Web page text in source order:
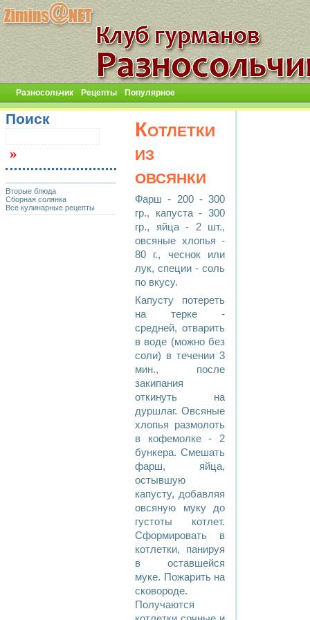
Разносольчик Рецепты Популярное
Котлетки
из
овсянки
Фарш - 200 - 300
гр., капуста - 300
гр., яйца - 2 шт.,
овсяные хлопья -
80 г., чеснок или
лук, специи - соль
по вкусу.
Капусту потереть
на терке -
средней, отварить
в воде (можно без
соли) в течении 3
мин., после
закипания
откинуть на
дуршлаг. Овсяные
хлопья размолоть
в кофемолке - 2
бункера. Смешать
фарш, яйца,
остывшую
капусту, добавляя
овсяную муку до
густоты котлет.
Сформировать в
котлетки, панируя
в оставшейся
муке. Пожарить на
сковороде.
Получаются
Поиск
Вторые блюда
Сборная солянка
Все кулинарные рецепты